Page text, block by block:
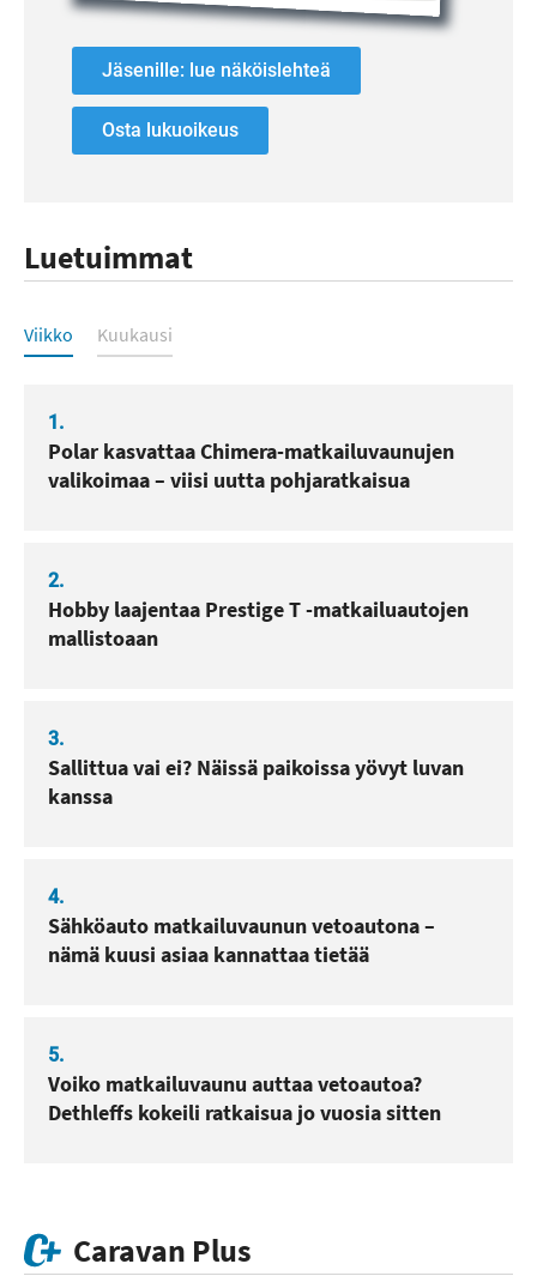
Jäsenille: lue näköislehteä
Osta lukuoikeus
Luetuimmat
Luetuimmat
Viikko Kuukausi
1.
Polar kasvattaa Chimera-matkailuvaunujen
valikoimaa – viisi uutta pohjaratkaisua
2.
Hobby laajentaa Prestige T -matkailuautojen
mallistoaan
3.
Sallittua vai ei? Näissä paikoissa yövyt luvan
kanssa
4.
Sähköauto matkailuvaunun vetoautona –
nämä kuusi asiaa kannattaa tietää
5.
Voiko matkailuvaunu auttaa vetoautoa?
Dethleffs kokeili ratkaisua jo vuosia sitten
Caravan Plus